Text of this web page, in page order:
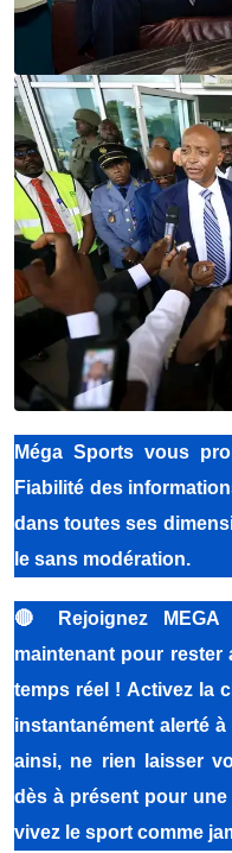
Méga Sports vous
Fiabilité des
dans toutes ses
le sans modération.
🔴
Rejoignez
maintenant pour rester
temps réel ! Activez la
instantanément alerté
ainsi, ne rien laisser
dès à présent pour
vivez le sport comme